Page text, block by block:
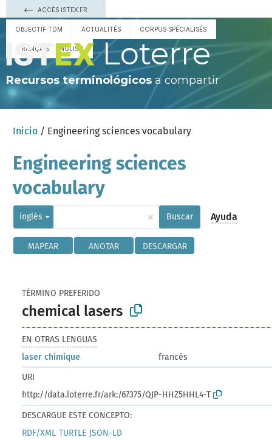
ACCÈS ISTEX.FR
OBJECTIF TDM ACTUALITÉS CORPUS SPÉCIALISÉS
FRANÇAIS ENGLISH Loterre
Recursos terminológicos a compartir
Inicio / Engineering sciences vocabulary
Engineering sciences
vocabulary
inglés × Buscar Ayuda
MAPEAR ANOTAR DESCARGAR
TÉRMINO PREFERIDO
chemical lasers
EN OTRAS LENGUAS
laser chimique
francés
URI
http://data.loterre.fr/ark:/67375/QJP-HHZ5HHL4-T
DESCARGUE ESTE CONCEPTO:
RDF/XML TURTLE JSON-LD